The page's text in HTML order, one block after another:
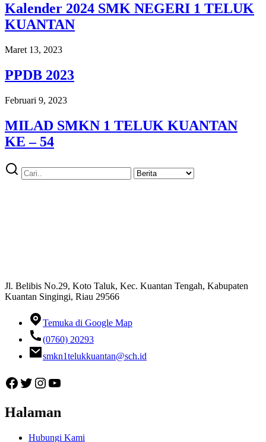
Kalender 2024 SMK NEGERI 1 TELUK
KUANTAN
Maret 13, 2023
PPDB 2023
Februari 9, 2023
MILAD SMKN 1 TELUK KUANTAN
KE – 54
Jl. Belibis No.29, Koto Taluk, Kec. Kuantan Tengah, Kabupaten
Kuantan Singingi, Riau 29566
Temuka di Google Map
(0760) 20293
smkn1telukkuantan@sch.id
Facebook
Twitter
Instagram
YouTube
Halaman
Hubungi Kami